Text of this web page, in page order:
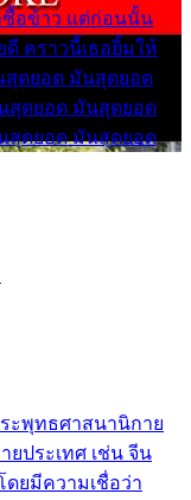
ซื้อข้าว แต่ก่อนนั้น
ดี คราวนี้เธอยิ้มให้
สุดยอด มันสุดยอด
สุดยอด มันสุดยอด
สุดยอด มันสุดยอด
ะพุทธศาสนานิกาย
ประเทศ เช่น จีน
ดยมีความเชื่อว่า